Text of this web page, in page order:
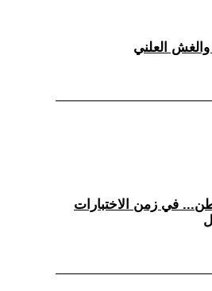
في زمن الاختبارات